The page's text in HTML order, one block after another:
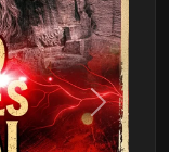
Następny